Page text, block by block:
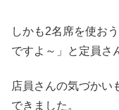
しかも2名席を使お
ですよ～」と定員さ
店員さんの気づかい
できました。